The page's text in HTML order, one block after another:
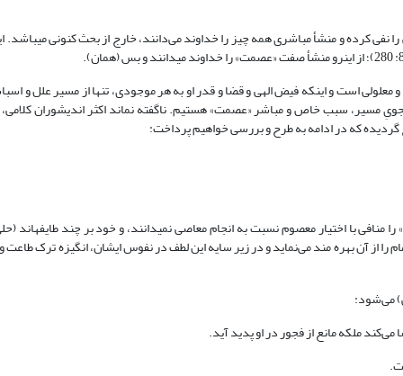
نفی کرده و منشأ مباشری همه چیز را خداوند می‌دانند، خارج از بحث کنونی می‏باشد.
است و اینکه فیض الهى و قضا و قدر او به هر موجودى، تنها از مسیر علل و
مورد نظر، در جستجویِ مسیر، سبب خاص و مباشر «عصمت» هستیم. ناگفته نماند اکثر اندیشوران
گردیده که در ادامه به طرح و بررسی خواهیم پرداخت:
را از آن بهره مند می‌نماید و در زیر سایه این لطف در نفوس ایشان، انگیزه ترک
می‌شود:
ملکه مانع از فجور در او پدید آید.